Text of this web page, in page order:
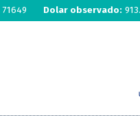
71649 Dolar observado: